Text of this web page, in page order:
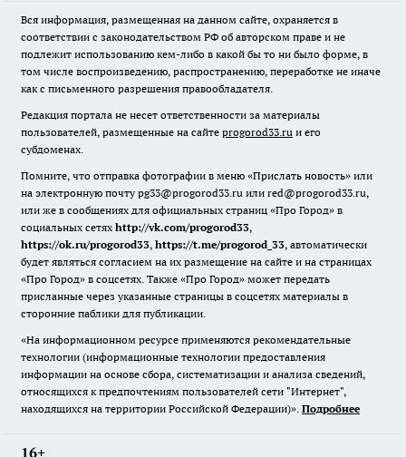
Вся информация, размещенная на данном сайте, охраняется в
соответствии с законодательством РФ об авторском праве и не
подлежит использованию кем-либо в какой бы то ни было форме, в
том числе воспроизведению, распространению, переработке не иначе
как с письменного разрешения правообладателя.
Редакция портала не несет ответственности за материалы
пользователей, размещенные на сайте progorod33.ru и его
субдоменах.
Помните, что отправка фотографии в меню «Прислать новость» или
на электронную почту pg33@progorod33.ru или red@progorod33.ru,
или же в сообщениях для официальных страниц «Про Город» в
социальных сетях http://vk.com/progorod33,
https://ok.ru/progorod33, https://t.me/progorod_33, автоматически
будет являться согласием на их размещение на сайте и на страницах
«Про Город» в соцсетях. Также «Про Город» может передать
присланные через указанные страницы в соцсетях материалы в
сторонние паблики для публикации.
«На информационном ресурсе применяются рекомендательные
технологии (информационные технологии предоставления
информации на основе сбора, систематизации и анализа сведений,
относящихся к предпочтениям пользователей сети "Интернет",
находящихся на территории Российской Федерации)». Подробнее
16+